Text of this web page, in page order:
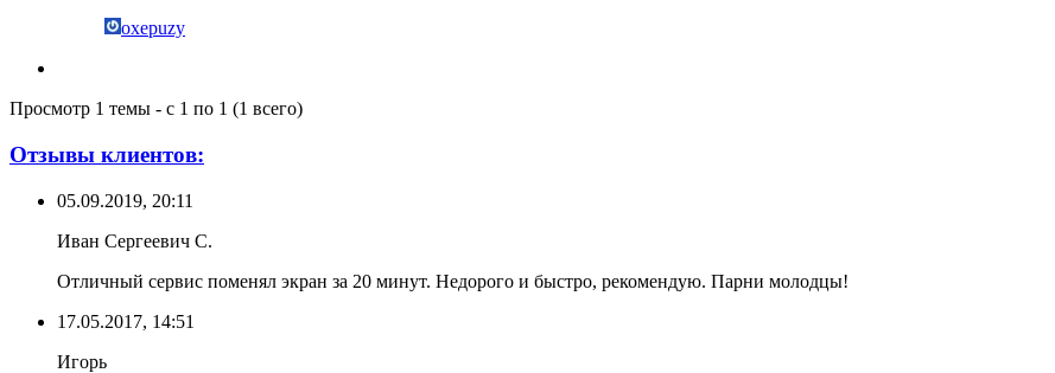
oxepuzy
Просмотр 1 темы - с 1 по 1 (1 всего)
Отзывы клиентов:
05.09.2019, 20:11
Иван Сергеевич С.
Отличный сервис поменял экран за 20 минут. Недорого и быстро, рекомендую. Парни молодцы!
17.05.2017, 14:51
Игорь